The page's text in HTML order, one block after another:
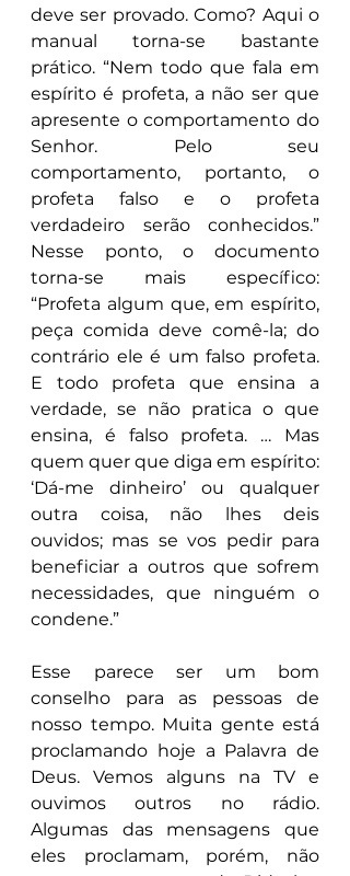
deve ser provado. Como? Aqui o
manual torna-se bastante
prático. “Nem todo que fala em
espírito é profeta, a não ser que
apresente o comportamento do
Senhor. Pelo seu
comportamento, portanto, o
profeta falso e o profeta
verdadeiro serão conhecidos.”
Nesse ponto, o documento
torna-se mais específico:
“Profeta algum que, em espírito,
peça comida deve comê-la; do
contrário ele é um falso profeta.
E todo profeta que ensina a
verdade, se não pratica o que
ensina, é falso profeta. … Mas
quem quer que diga em espírito:
‘Dá-me dinheiro’ ou qualquer
outra coisa, não lhes deis
ouvidos; mas se vos pedir para
beneficiar a outros que sofrem
necessidades, que ninguém o
condene.”
Esse parece ser um bom
conselho para as pessoas de
nosso tempo. Muita gente está
proclamando hoje a Palavra de
Deus. Vemos alguns na TV e
ouvimos outros no rádio.
Algumas das mensagens que
eles proclamam, porém, não